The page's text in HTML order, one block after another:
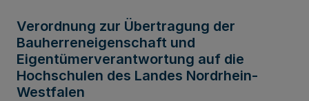
Verordnung zur Übertragung der
Bauherreneigenschaft und
Eigentümerverantwortung auf die
Hochschulen des Landes Nordrhein-
Westfalen